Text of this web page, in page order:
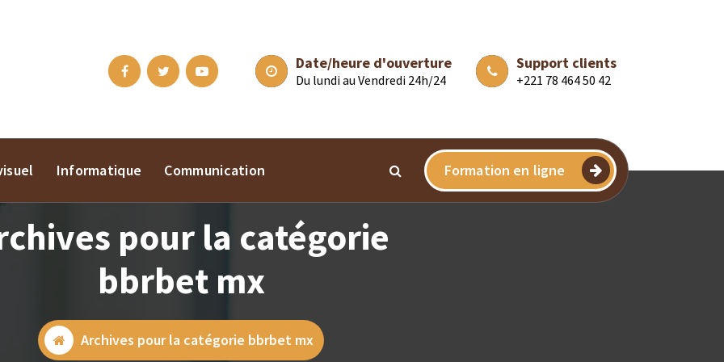
Date/heure d'ouverture
Du lundi au Vendredi 24h/24
Support clients
+221 78 464 50 42
Informatique Communication Formation en ligne
pour la catégorie
bbrbet mx
Archives pour la catégorie bbrbet mx